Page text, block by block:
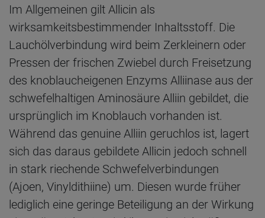
Im Allgemeinen gilt Allicin als
wirksamkeitsbestimmender Inhaltsstoff. Die
Lauchölverbindung wird beim Zerkleinern oder
Pressen der frischen Zwiebel durch Freisetzung
des knoblaucheigenen Enzyms Alliinase aus der
schwefelhaltigen Aminosäure Alliin gebildet, die
ursprünglich im Knoblauch vorhanden ist.
Während das genuine Alliin geruchlos ist, lagert
sich das daraus gebildete Allicin jedoch schnell
in stark riechende Schwefelverbindungen
(Ajoen, Vinyldithiine) um. Diesen wurde früher
lediglich eine geringe Beteiligung an der Wirkung